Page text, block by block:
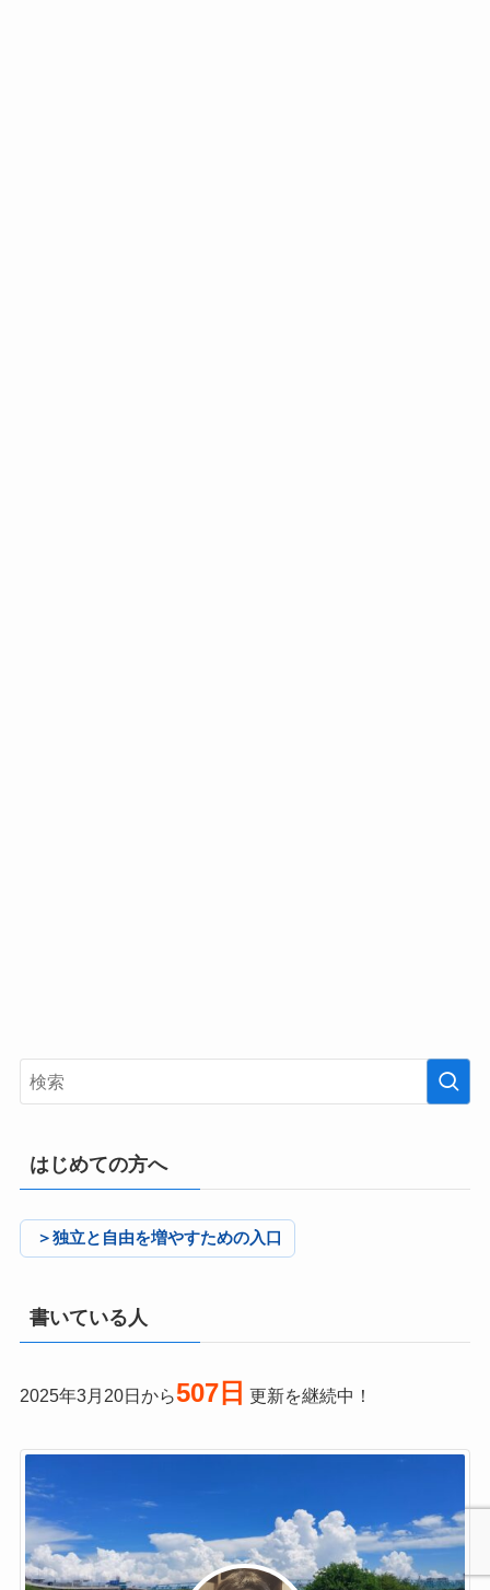
はじめての方へ
＞独立と自由を増やすための入口
書いている人
2025年3月20日から507日 更新を継続中！